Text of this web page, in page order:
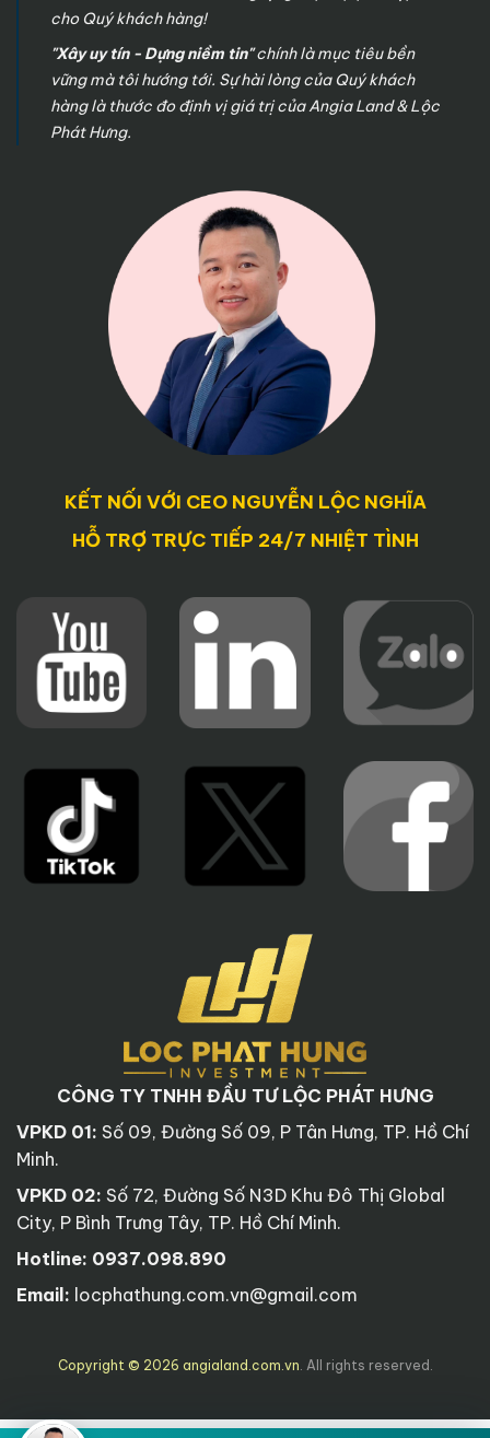
cho Quý khách hàng!
"Xây uy tín - Dựng niềm tin"chính là mục tiêu bền
vững mà tôi hướng tới. Sự hài lòng của Quý khách
hàng là thước đo định vị giá trị của Angia Land & Lộc
Phát Hưng.
KẾT NỐI VỚI CEO NGUYỄN LỘC NGHĨA
HỖ TRỢ TRỰC TIẾP 24/7 NHIỆT TÌNH
CÔNG TY TNHH ĐẦU TƯ LỘC PHÁT HƯNG
VPKD 01: Số 09, Đường Số 09, P Tân Hưng, TP. Hồ Chí
Minh.
VPKD 02: Số 72, Đường Số N3D Khu Đô Thị Global
City, P Bình Trưng Tây, TP. Hồ Chí Minh.
Hotline: 0937.098.890
Email: locphathung.com.vn@gmail.com
Copyright © 2026 angialand.com.vn. All rights reserved.